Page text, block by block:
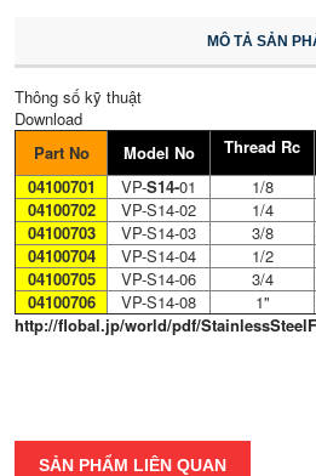
MÔ TẢ SẢN
Thông số kỹ thuật
Download
Part No
Model No Thread Rc
04100701
VP-S14-01 1/8
04100702
VP-S14-02 1/4
04100703
VP-S14-03 3/8
04100704
VP-S14-04 1/2
04100705
VP-S14-06 3/4
04100706
VP-S14-08 1"
http://flobal.jp/world/pdf/
SẢN PHẨM LIÊN QUAN